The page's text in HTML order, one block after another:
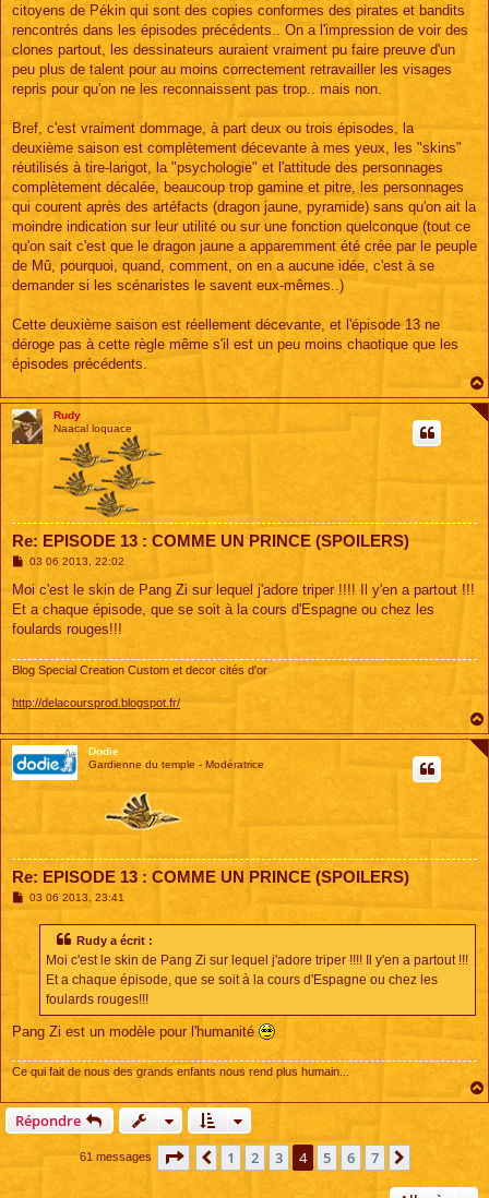
citoyens de Pékin qui sont des copies conformes des pirates et bandits
rencontrés dans les épisodes précédents.. On a l'impression de voir des
clones partout, les dessinateurs auraient vraiment pu faire preuve d'un
peu plus de talent pour au moins correctement retravailler les visages
repris pour qu'on ne les reconnaissent pas trop.. mais non.
Bref, c'est vraiment dommage, à part deux ou trois épisodes, la
deuxième saison est complètement décevante à mes yeux, les "skins"
réutilisés à tire-larigot, la "psychologie" et l'attitude des personnages
complètement décalée, beaucoup trop gamine et pitre, les personnages
qui courent après des artéfacts (dragon jaune, pyramide) sans qu'on ait la
moindre indication sur leur utilité ou sur une fonction quelconque (tout ce
qu'on sait c'est que le dragon jaune a apparemment été crée par le peuple
de Mû, pourquoi, quand, comment, on en a aucune idée, c'est à se
demander si les scénaristes le savent eux-mêmes..)
Cette deuxième saison est réellement décevante, et l'épisode 13 ne
déroge pas à cette règle même s'il est un peu moins chaotique que les
épisodes précédents.
Rudy
Naacal loquace
Re: EPISODE 13 : COMME UN PRINCE (SPOILERS)
M
s
a
g
03 06 2013, 22:02
Moi c'est le skin de Pang Zi sur lequel j'adore triper !!!! Il y'en a partout !!!
Et a chaque épisode, que se soit à la cours d'Espagne ou chez les
foulards rouges!!!
Blog Special Creation Custom et decor cités d'or
http://delacoursprod.blogspot.fr/
Dodie
Gardienne du temple - Modératrice
Re: EPISODE 13 : COMME UN PRINCE (SPOILERS)
M03 06 2013, 23:41
Rudy a écrit :
Moi c'est le skin de Pang Zi sur lequel j'adore triper !!!! Il y'en a partout !!!
Et a chaque épisode, que se soit à la cours d'Espagne ou chez les
foulards rouges!!!
Pang Zi est un modèle pour l'humanité
Ce qui fait de nous des grands enfants nous rend plus humain...
Répondre
61 messages Page sur7
Précédente
1 2 3 4 5 6 7